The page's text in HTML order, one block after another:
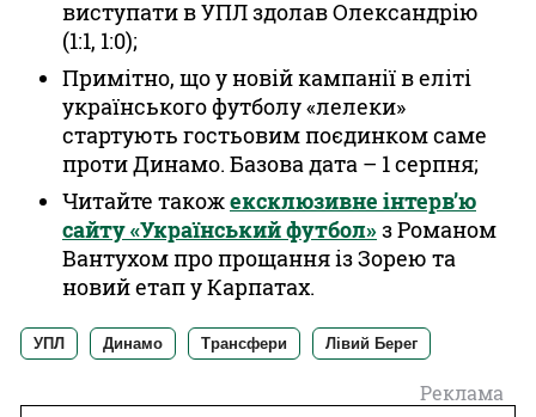
виступати в УПЛ здолав Олександрію
(1:1, 1:0);
Примітно, що у новій кампанії в еліті
українського футболу «лелеки»
стартують гостьовим поєдинком саме
проти Динамо. Базова дата – 1 серпня;
Читайте такожексклюзивне інтерв’ю
сайту «Український футбол»з Романом
Вантухом про прощання із Зорею та
новий етап у Карпатах.
УПЛ Динамо Трансфери Лівий Берег
Реклама